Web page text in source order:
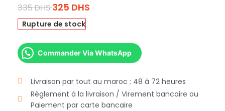
335DHS 325 DHS
Rupture de stock
Commander Via WhatsApp
Livraison par tout au maroc : 48 à 72 heures
Règlement à la livraison / Virement bancaire ou
Paiement par carte bancaire